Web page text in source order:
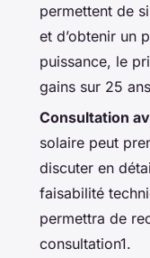
permettent de
et d’obtenir un
puissance, le
gains sur 25
Consultation
solaire peut
discuter en
faisabilité
permettra de
consultation1.